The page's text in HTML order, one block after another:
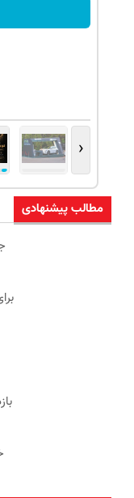
‹
مطالب پیشنهادی